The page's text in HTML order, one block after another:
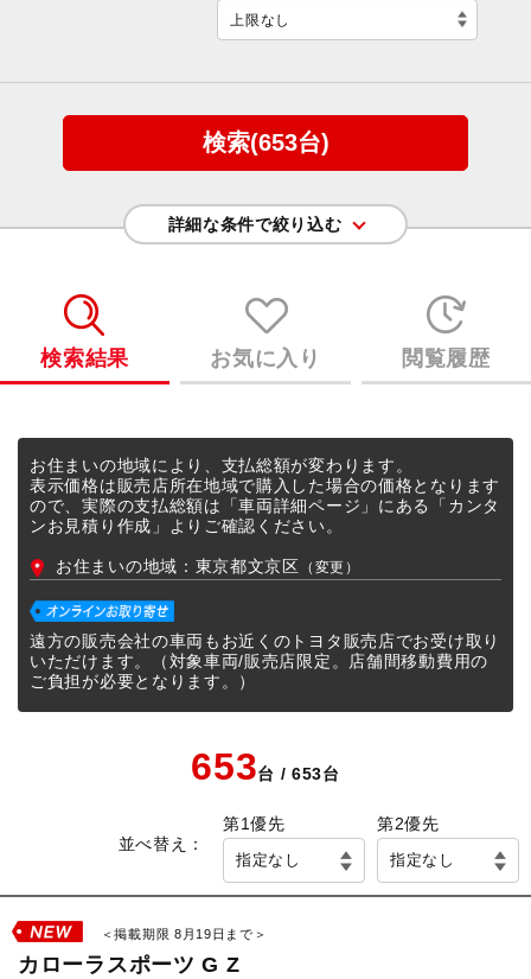
上限なし
詳細な条件で絞り込む
ハイブリッド 修復歴なし
３列シート 4WD
カーナビ
メディアプレーヤー
スマートキー ETC
本革シート エアロパーツ
ローダウン アルミホイール
ボディカラー
検索結果 お気に入り 閲覧履歴
お住まいの地域により、支払総額が変わります。
表示価格は販売店所在地域で購入した場合の価格となります
ので、実際の支払総額は「車両詳細ページ」にある「カンタ
ンお見積り作成」よりご確認ください。
お住まいの地域： 東京都文京区 （ 変更 ）
遠方の販売会社の車両もお近くのトヨタ販売店でお受け取り
いただけます。（対象車両/販売店限定。店舗間移動費用の
ご負担が必要となります。）
653台 / 653台
並べ替え：
第1優先
指定なし
第2優先
指定なし
＜掲載期限 8月19日まで＞
カローラスポーツ G Z